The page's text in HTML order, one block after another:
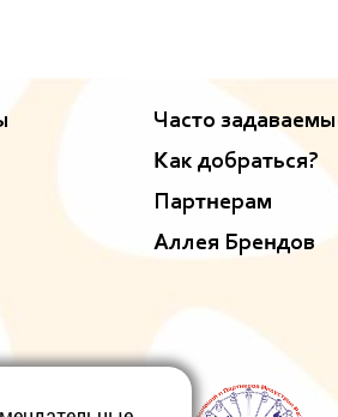
Часто
Как добраться?
Партнерам
Аллея Брендов